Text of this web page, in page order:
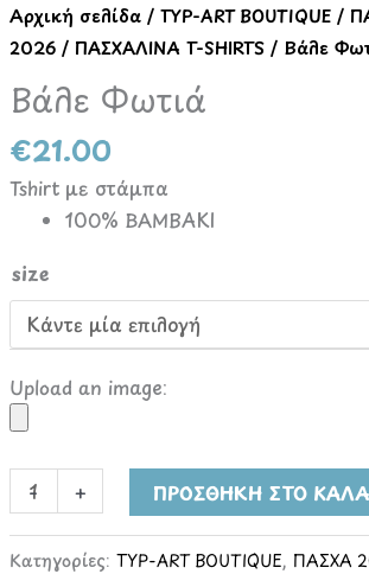
Αρχική σελίδα /TYP-ART BOUTIQUE /
2026 / ΠΑΣΧΑΛΙΝΑ T-SHIRTS / Βάλε
Βάλε Φωτιά
€21.00
Tshirt με στάμπα
100% ΒΑΜΒΑΚΙ
size
Upload an image:
- + ΠΡΟΣΘΉΚΗ ΣΤΟ
Κατηγορίες:TYP-ART BOUTIQUE, ΠΑΣΧΑ